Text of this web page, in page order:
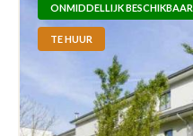
ONMIDDELLIJK BESCHIKBAAR
TE HUUR